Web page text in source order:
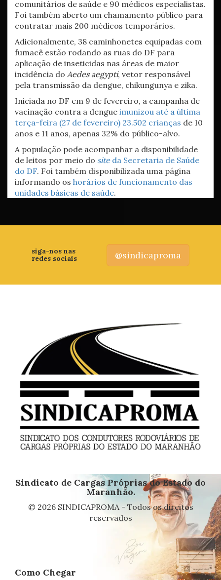
comunitários de saúde e 90 médicos especialistas.
Foi também aberto um chamamento público para
contratar mais 200 médicos temporários.
Adicionalmente, 38 caminhonetes equipadas com
fumacê estão rodando as ruas do DF para
aplicação de inseticidas nas áreas de maior
incidência do Aedes aegypti, vetor responsável
pela transmissão da dengue, chikungunya e zika.
Iniciada no DF em 9 de fevereiro, a campanha de
vacinação contra a dengue imunizou até a última
terça-feira (27 de fevereiro) 23.502 crianças de 10
anos e 11 anos, apenas 32% do público-alvo.
A população pode acompanhar a disponibilidade
de leitos por meio do siteda Secretaria de Saúde
do DF. Foi também disponibilizada uma página
informando os horários de funcionamento das
unidades básicas de saúde.
siga-nos nas
redes sociais
@sindicaproma
Sindicato de Cargas Próprias do Estado do
Maranhão.
© 2026 SINDICAPROMA - Todos os direitos
reservados
Como Chegar